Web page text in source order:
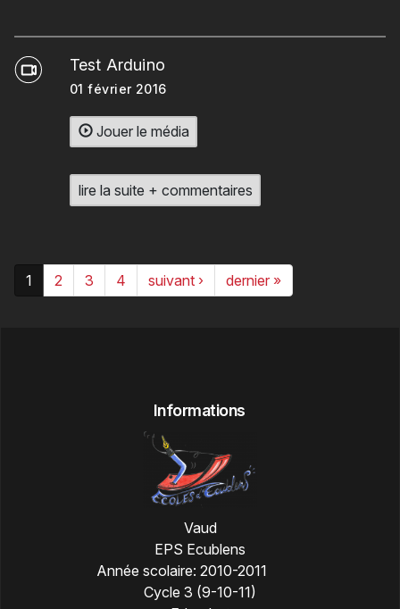
Test Arduino
01 février 2016
Jouer le média
lire la suite + commentaires
1 2 3 4 suivant › dernier »
Informations
Vaud
EPS Ecublens
Année scolaire: 2010-2011
Cycle 3 (9-10-11)